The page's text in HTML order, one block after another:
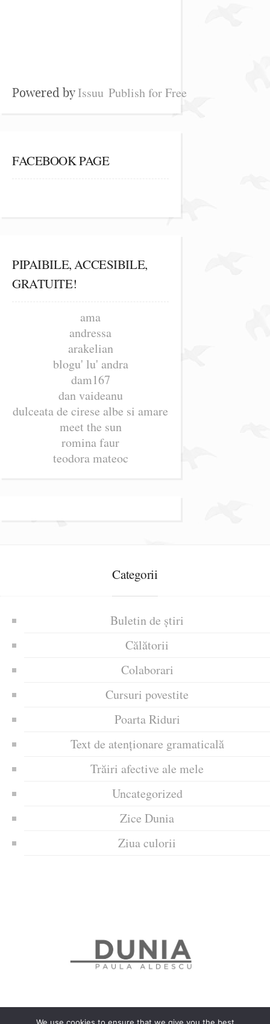
Powered byIssuu Publish for Free
FACEBOOK PAGE
PIPAIBILE, ACCESIBILE,
GRATUITE!
ama
andressa
arakelian
blogu' lu' andra
dam167
dan vaideanu
dulceata de cirese albe si amare
meet the sun
romina faur
teodora mateoc
Categorii
Buletin de știri
Călătorii
Colaborari
Cursuri povestite
Poarta Riduri
Text de atenționare gramaticală
Trăiri afective ale mele
Uncategorized
Zice Dunia
Ziua culorii